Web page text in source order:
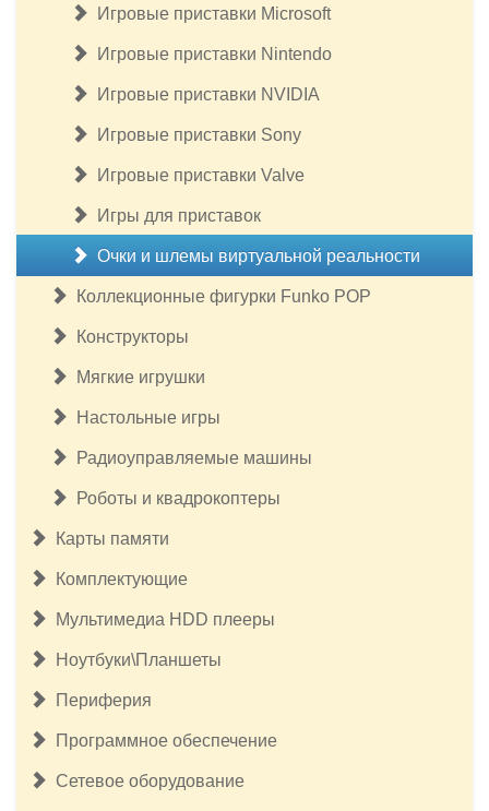
Игровые приставки Microsoft
Игровые приставки Nintendo
Игровые приставки NVIDIA
Игровые приставки Sony
Игровые приставки Valve
Игры для приставок
Очки и шлемы виртуальной реальности
Коллекционные фигурки Funko POP
Конструкторы
Мягкие игрушки
Настольные игры
Радиоуправляемые машины
Роботы и квадрокоптеры
Карты памяти
Комплектующие
Мультимедиа HDD плееры
Ноутбуки\Планшеты
Периферия
Программное обеспечение
Сетевое оборудование